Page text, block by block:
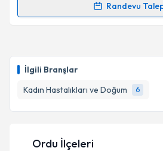
İlgili Branşlar
Kadın Hastalıkları ve Doğum
6
Kişisel verilerimin
Randevu
Randevu Takvimi Talebi
takvim hazırlandığında e-posta
Ordu İlçeleri